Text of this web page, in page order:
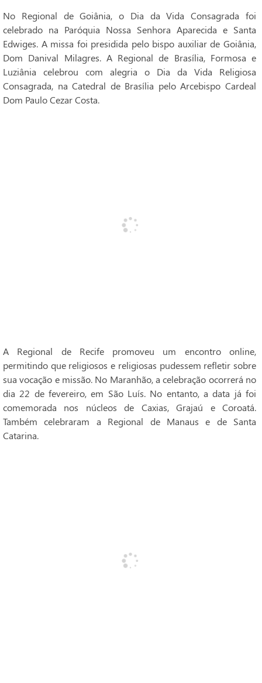
No Regional de Goiânia, o Dia da Vida Consagrada foi
celebrado na Paróquia Nossa Senhora Aparecida e Santa
Edwiges. A missa foi presidida pelo bispo auxiliar de Goiânia,
Dom Danival Milagres. A Regional de Brasília, Formosa e
Luziânia celebrou com alegria o Dia da Vida Religiosa
Consagrada, na Catedral de Brasília pelo Arcebispo Cardeal
Dom Paulo Cezar Costa.
A Regional de Recife promoveu um encontro online,
permitindo que religiosos e religiosas pudessem refletir sobre
sua vocação e missão. No Maranhão, a celebração ocorrerá no
dia 22 de fevereiro, em São Luís. No entanto, a data já foi
comemorada nos núcleos de Caxias, Grajaú e Coroatá.
Também celebraram a Regional de Manaus e de Santa
Catarina.